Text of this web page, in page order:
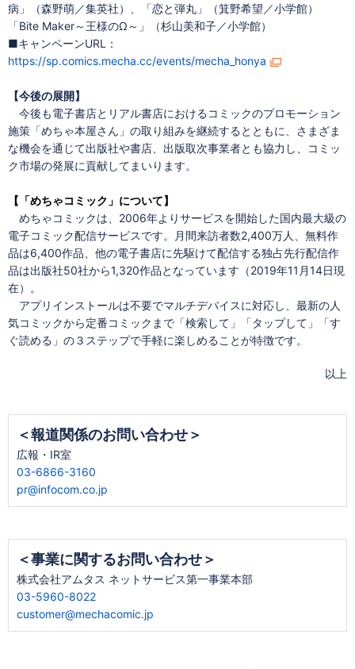
病」（森野萌／集英社）、「恋と弾丸」（箕野希望／小学館）
「Bite Maker～王様のΩ～」（杉山美和子／小学館）
■キャンペーンURL：
https://sp.comics.mecha.cc/events/mecha_honya
【今後の展開】
今後も電子書店とリアル書店におけるコミックのプロモーション
施策「めちゃ本屋さん」の取り組みを継続するとともに、さまざま
な機会を通じて出版社や書店、出版取次事業者とも協力し、コミッ
ク市場の発展に貢献してまいります。
【「めちゃコミック」について】
めちゃコミックは、2006年よりサービスを開始した国内最大級の
電子コミック配信サービスです。月間来訪者数2,400万人、無料作
品は6,400作品、他の電子書店に先駆けて配信する独占先行配信作
品は出版社50社から1,320作品となっています（2019年11月14日現
在）。
アプリインストールは不要でマルチデバイスに対応し、最新の人
気コミックから定番コミックまで「検索して」「タップして」「す
ぐ読める」の３ステップで手軽に楽しめることが特徴です。
以上
＜報道関係のお問い合わせ＞
広報・IR室
03-6866-3160
pr@infocom.co.jp
＜事業に関するお問い合わせ＞
株式会社アムタス ネットサービス第一事業本部
03-5960-8022
customer@mechacomic.jp